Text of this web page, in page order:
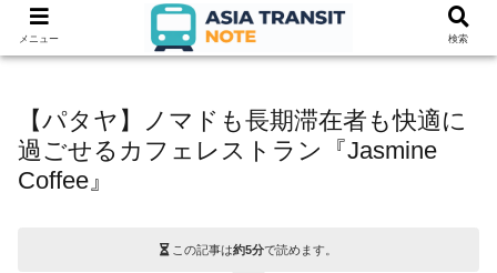
【パタヤ】ノマドも長期滞在者も快適に
過ごせるカフェレストラン『Jasmine
Coffee』
この記事は約5分で読めます。
メニュー 検索